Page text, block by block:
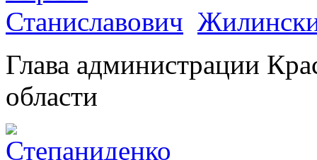
Глава администрации
области